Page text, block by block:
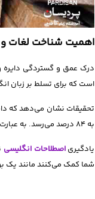
اهمیت شناخت لغات و
درک عمق و گستردگی دایره
است که برای تسلط بر زبان
به 84 درصد می‌رسد. به عبارت دیگر، با دانستن حدود 3,000 کلمه اصلی، می‌توانید بیشتر گفت‌وگوهای روزمره را درک کنید.
یادگیریاصطلاحات انگلیسی
شما کمک می‌کنند مانند یک